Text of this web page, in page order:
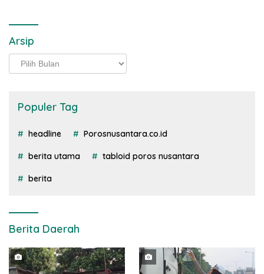
Arsip
Arsip
Populer Tag
headline Porosnusantara.co.id
berita utama tabloid poros nusantara
berita
Berita Daerah